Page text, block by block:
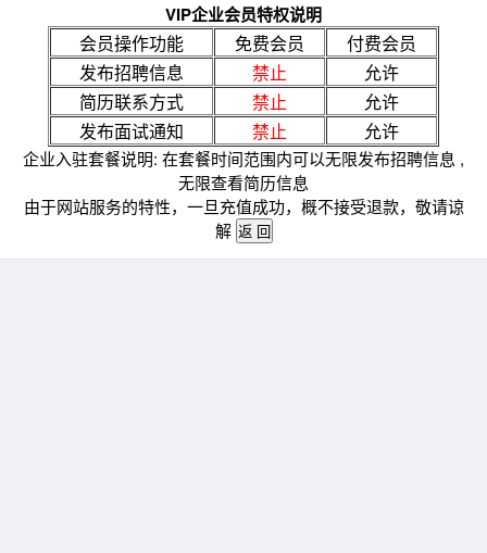
VIP企业会员特权说明
会员操作功能 免费会员
付费会员
发布招聘信息
禁止
允许
简历联系方式
禁止
允许
发布面试通知
禁止 允许
企业入驻套餐说明: 在套餐时间范围内可以无限发布招聘信息 ,
无限查看简历信息
由于网站服务的特性，一旦充值成功，概不接受退款，敬请谅
解